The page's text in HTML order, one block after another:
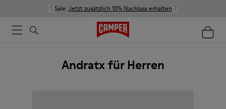
Sale: Jetzt zusätzlich 10% Nachlass erhalten
Andratx für Herren